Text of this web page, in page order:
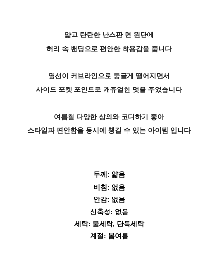
얇고 탄탄한 난스판 면 원단에
허리 속 밴딩으로 편안한 착용감을 줍니다
옆선이 커브라인으로 둥글게 떨어지면서
사이드 포켓 포인트로 캐쥬얼한 멋을 주었습니다
여름철 다양한 상의와 코디하기 좋아
두께: 얇음
비침: 없음
안감: 없음
신축성: 없음
세탁: 물세탁, 단독세탁
계절: 봄여름